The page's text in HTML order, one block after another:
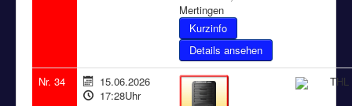
Mertingen
Details ansehen
Nr. 34
15.06.2026
17:28Uhr
THL